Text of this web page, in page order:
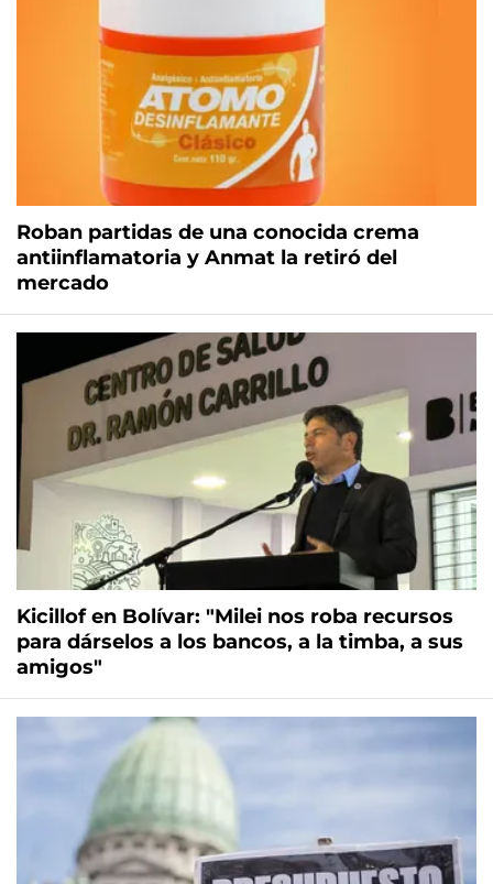
Roban partidas de una conocida crema
antiinflamatoria y Anmat la retiró del
mercado
Kicillof en Bolívar: "Milei nos roba recursos
para dárselos a los bancos, a la timba, a sus
amigos"